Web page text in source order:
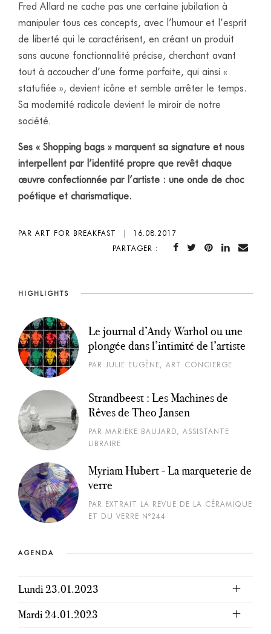
Fred Allard ne cache pas une certaine jubilation à
manipuler tous ces concepts, avec l’humour et l’esprit
de liberté qui le caractérisent, en créant un produit
sans aucune fonctionnalité précise, cherchant avant
tout à accoucher d’une forme parfaite, qui ainsi «
statufiée », devient icône et semble arrêter le temps.
Sa modernité radicale devient le miroir de notre
société.
Ses « Shopping bags » marquent sa signature et nous
interpellent par l’identité propre que revêt chaque
œuvre confectionnée par l’artiste : une onde de choc
poétique et charismatique.
PAR ART FOR BREAKFAST
16.08.2017
PARTAGER :
HIGHLIGHTS
Le journal d’Andy Warhol ou une
plongée dans l’intimité de l’artiste
PAR JULIE EUGÈNE, ART CONCIERGE
Strandbeest : Les Machines de
Rêves de Theo Jansen
PAR MARIEKE BAUJARD, ASSISTANTE
LIBRAIRE
Myriam Hubert - La marqueterie de
verre
PAR EXTRAIT LA REVUE DE LA CÉRAMIQUE
ET DU VERRE N°244
AGENDA
Lundi 23.01.2023
Mardi 24.01.2023